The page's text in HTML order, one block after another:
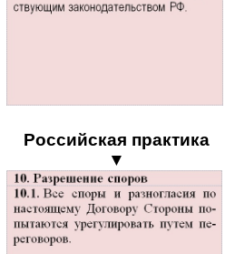
Российская практика
▼